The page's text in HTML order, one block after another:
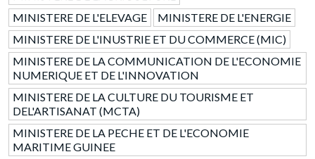
MINISTERE DE L'ELEVAGE
MINISTERE DE L'ENERGIE
MINISTERE DE L'INUSTRIE ET DU COMMERCE (MIC)
MINISTERE DE LA COMMUNICATION DE L'ECONOMIE
NUMERIQUE ET DE L'INNOVATION
MINISTERE DE LA CULTURE DU TOURISME ET
DEL'ARTISANAT (MCTA)
MINISTERE DE LA PECHE ET DE L'ECONOMIE
MARITIME GUINEE